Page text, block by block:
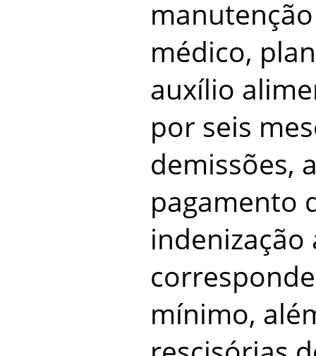
médico,
auxílio
por seis
demissões,
pagamento
mínimo,